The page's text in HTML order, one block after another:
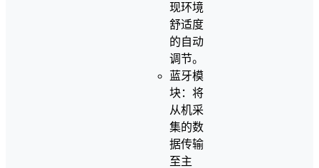
现环境
舒适度
的自动
调节。
蓝牙模
块：将
从机采
集的数
据传输
至主